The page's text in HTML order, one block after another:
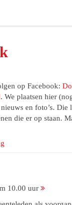
op Facebook:
. We plaatsen hier
en foto’s. Die
die er op staan.
10.00 uur